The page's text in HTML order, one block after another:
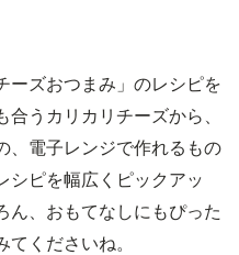
ーズおつまみ」のレシピを
うカリカリチーズから、
、電子レンジで作れるもの
シピを幅広くピックアッ
ん、おもてなしにもぴった
くださいね。